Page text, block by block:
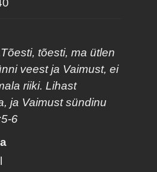
tõesti, ma ütlen
veest ja Vaimust, ei
riiki. Lihast
ja Vaimust sündinu
6